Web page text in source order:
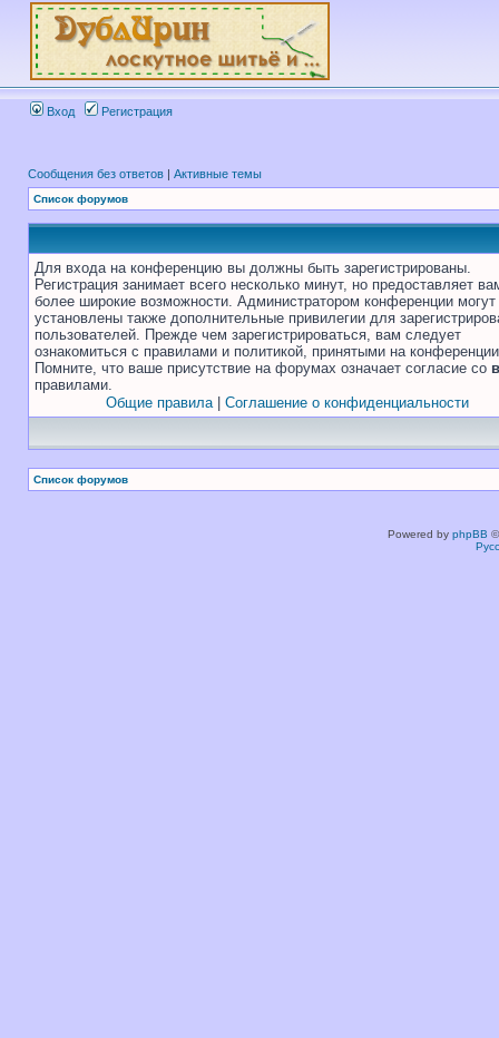
Вход Регистрация
Сообщения без ответов | Активные темы
Список форумов
Для входа на конференцию вы должны быть зарегистрированы.
Регистрация занимает всего несколько минут, но предоставляет
более широкие возможности. Администратором конференции
установлены также дополнительные привилегии для
пользователей. Прежде чем зарегистрироваться, вам следует
ознакомиться с правилами и политикой, принятыми на
Помните, что ваше присутствие на форумах означает согласие со
правилами.
Общие правила| Соглашение о конфиденциальности
Список форумов
Powered by phpBB